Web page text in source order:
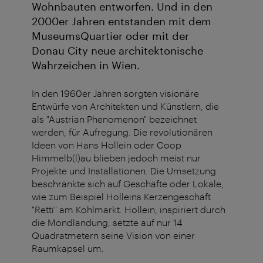
Wohnbauten entworfen. Und in den
2000er Jahren entstanden mit dem
MuseumsQuartier oder mit der
Donau City neue architektonische
Wahrzeichen in Wien.
In den 1960er Jahren sorgten visionäre
Entwürfe von Architekten und Künstlern, die
als "Austrian Phenomenon" bezeichnet
werden, für Aufregung. Die revolutionären
Ideen von Hans Hollein oder Coop
Himmelb(l)au blieben jedoch meist nur
Projekte und Installationen. Die Umsetzung
beschränkte sich auf Geschäfte oder Lokale,
wie zum Beispiel Holleins Kerzengeschäft
"Retti" am Kohlmarkt. Hollein, inspiriert durch
die Mondlandung, setzte auf nur 14
Quadratmetern seine Vision von einer
Raumkapsel um.